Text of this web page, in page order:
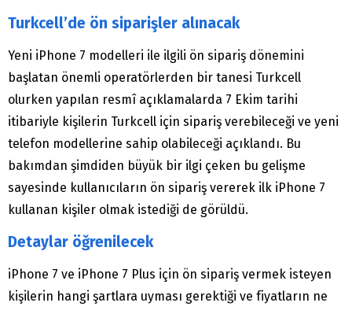
Turkcell’de ön siparişler alınacak
Yeni iPhone 7 modelleri ile ilgili ön sipariş dönemini
başlatan önemli operatörlerden bir tanesi Turkcell
olurken yapılan resmî açıklamalarda 7 Ekim tarihi
itibariyle kişilerin Turkcell için sipariş verebileceği ve yeni
telefon modellerine sahip olabileceği açıklandı. Bu
bakımdan şimdiden büyük bir ilgi çeken bu gelişme
sayesinde kullanıcıların ön sipariş vererek ilk iPhone 7
kullanan kişiler olmak istediği de görüldü.
Detaylar öğrenilecek
iPhone 7 ve iPhone 7 Plus için ön sipariş vermek isteyen
kişilerin hangi şartlara uyması gerektiği ve fiyatların ne